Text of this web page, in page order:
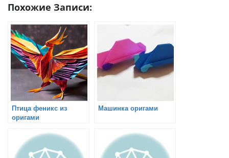
Похожие Записи:
Птица феникс из
оригами
Машинка оригами